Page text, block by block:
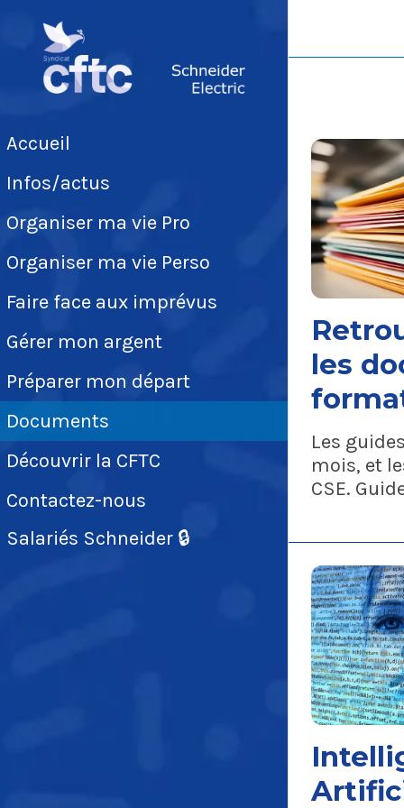
Accueil
Infos/actus
Organiser ma vie Pro
Organiser ma vie Perso
Faire face aux imprévus
Gérer mon argent
Préparer mon départ
Documents
Découvrir la CFTC
Contactez-nous
Salariés Schneider 🔒
les
Les
mois, et
CSE.